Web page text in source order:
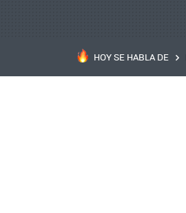
HOY SE HABLA DE